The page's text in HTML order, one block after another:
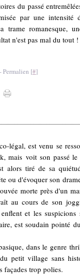
du passé
par une intensité
trame romanesque,
n'est pas mal du tout !
- Permalien [#]
légal, est venu se
mais voit son passé
alors tiré de sa
ou d'évoquer son
morte près d'un
au cours de son
et les
est soudain pointé
dans le genre
petit village sans
façades trop polies.